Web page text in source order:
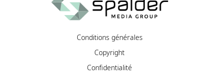
Conditions générales
Copyright
Confidentialité